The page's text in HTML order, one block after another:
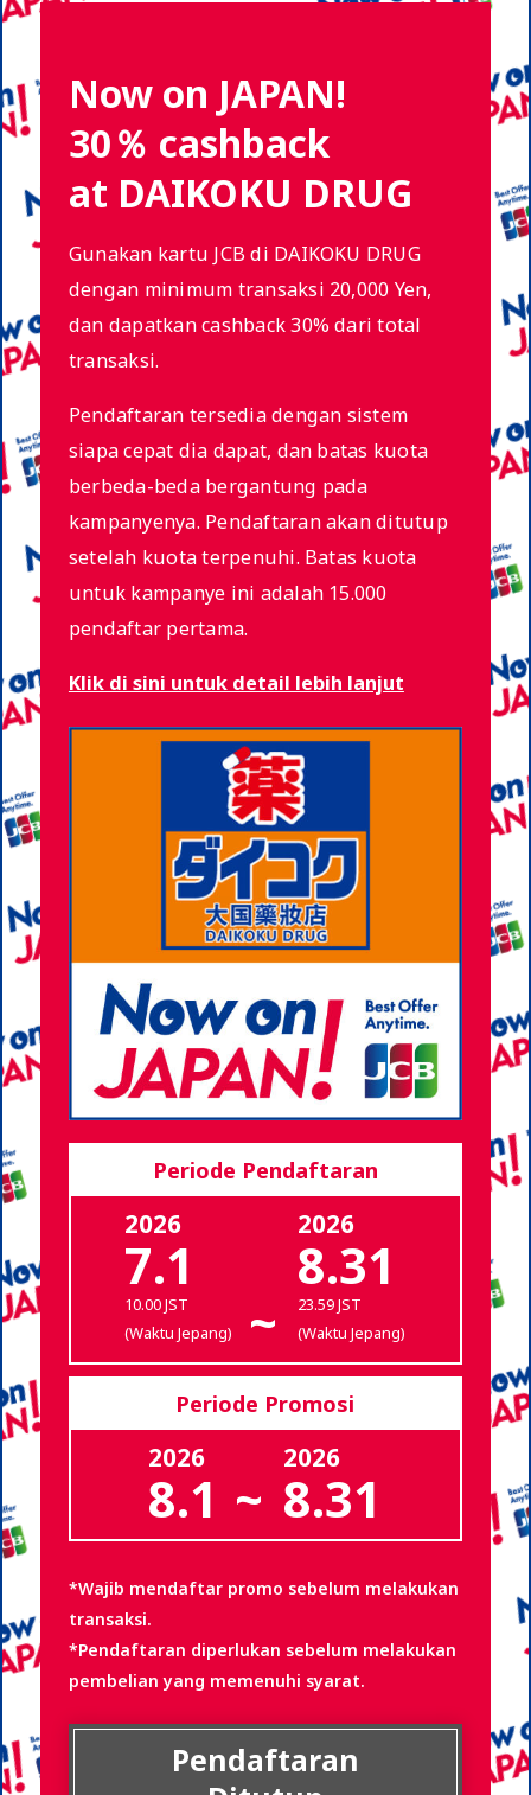
Now on JAPAN!
30％ cashback
at DAIKOKU DRUG
Gunakan kartu JCB di DAIKOKU DRUG
dengan minimum transaksi 20,000 Yen,
dan dapatkan cashback 30% dari total
transaksi.
Pendaftaran tersedia dengan sistem
siapa cepat dia dapat, dan batas kuota
berbeda-beda bergantung pada
kampanyenya. Pendaftaran akan ditutup
setelah kuota terpenuhi. Batas kuota
untuk kampanye ini adalah 15.000
pendaftar pertama.
Klik di sini untuk detail lebih lanjut
Periode Pendaftaran
2026
7.1
10.00 JST
(Waktu Jepang)
~
2026
8.31
23.59 JST
(Waktu Jepang)
Periode Promosi
2026
8.1 ~
2026
8.31
*Wajib mendaftar promo sebelum melakukan
transaksi.
*Pendaftaran diperlukan sebelum melakukan
pembelian yang memenuhi syarat.
Pendaftaran